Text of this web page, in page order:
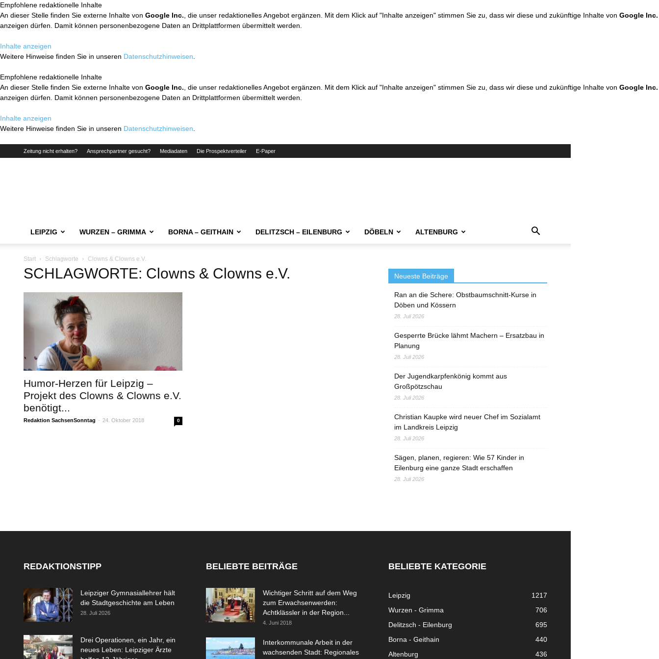
Empfohlene redaktionelle Inhalte
An dieser Stelle finden Sie externe Inhalte von Google Inc. , die unser redaktionelles Angebot ergänzen. Mit dem Klick auf "Inhalte anzeigen" stimmen Sie zu, dass wir diese und zukünftige Inhalte von Google Inc.
anzeigen dürfen. Damit können personenbezogene Daten an Drittplattformen übermittelt werden.
Inhalte anzeigen
Weitere Hinweise finden Sie in unseren Datenschutzhinweisen
Empfohlene redaktionelle Inhalte
An dieser Stelle finden Sie externe Inhalte von Google Inc. , die unser redaktionelles Angebot ergänzen. Mit dem Klick auf "Inhalte anzeigen" stimmen Sie zu, dass wir diese und zukünftige Inhalte von Google Inc.
anzeigen dürfen. Damit können personenbezogene Daten an Drittplattformen übermittelt werden.
Inhalte anzeigen
Weitere Hinweise finden Sie in unseren Datenschutzhinweisen
Zeitung nicht erhalten? Ansprechpartner gesucht? Mediadaten Die Prospektverteiler E-Paper
LEIPZIG WURZEN – GRIMMA BORNA – GEITHAIN DELITZSCH – EILENBURG DÖBELN ALTENBURG
Start Schlagworte Clowns & Clowns e.V.
SCHLAGWORTE: Clowns & Clowns e.V.
Humor-Herzen für Leipzig –
Projekt des Clowns & Clowns e.V.
benötigt...
Redaktion SachsenSonntag - 24. Oktober 2018 0
Neueste Beiträge
Ran an die Schere: Obstbaumschnitt-Kurse in
Döben und Kössern
28. Juli 2026
Gesperrte Brücke lähmt Machern – Ersatzbau in
Planung
28. Juli 2026
Der Jugendkarpfenkönig kommt aus
Großpötzschau
28. Juli 2026
Christian Kaupke wird neuer Chef im Sozialamt
im Landkreis Leipzig
28. Juli 2026
Sägen, planen, regieren: Wie 57 Kinder in
Eilenburg eine ganze Stadt erschaffen
28. Juli 2026
REDAKTIONSTIPP
Leipziger Gymnasiallehrer hält
die Stadtgeschichte am Leben
28. Juli 2026
Drei Operationen, ein Jahr, ein
neues Leben: Leipziger Ärzte
BELIEBTE BEITRÄGE
Wichtiger Schritt auf dem Weg
zum Erwachsenwerden:
Achtklässler in der Region...
4. Juni 2018
Interkommunale Arbeit in der
wachsenden Stadt: Regionales
BELIEBTE KATEGORIE
Leipzig
1217
Wurzen - Grimma
706
Delitzsch - Eilenburg
695
Borna - Geithain
440
Altenburg
436